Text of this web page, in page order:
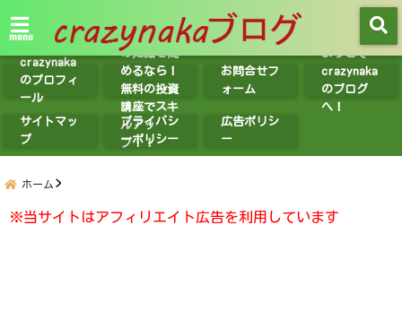
menu
crazynaka
のプロフィ
ール
紹介】投資
の知識を高
めるなら！
無料の投資
講座でスキ
ルアッ
プ！！
お問合せフ
ォーム
ようこそ
crazynaka
のブログ
へ！
サイトマッ
プ
プライバシ
ーポリシー
広告ポリシ
ー
ホーム
※当サイトはアフィリエイト広告を利用しています